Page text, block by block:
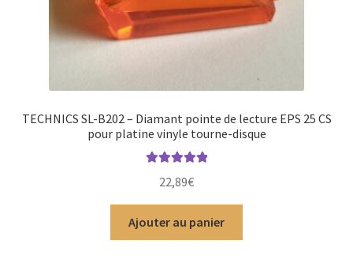
TECHNICS SL-B202 – Diamant pointe de lecture EPS 25 CS
pour platine vinyle tourne-disque
5
22,89€
Ajouter au panier